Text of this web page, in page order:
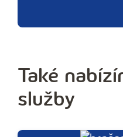
Také
služby